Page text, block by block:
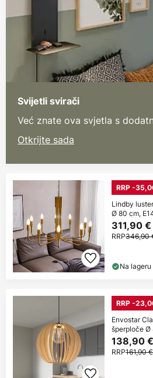
Svijetli svirači
Već znate ova svjetla s
Otkrijte sada
RRP -
Lindby
Ø 80 cm,
311,90 €
RRP346,90
Na lageru
RRP -
Envostar
šperploče Ø
138,90 €
RRP161,90 €